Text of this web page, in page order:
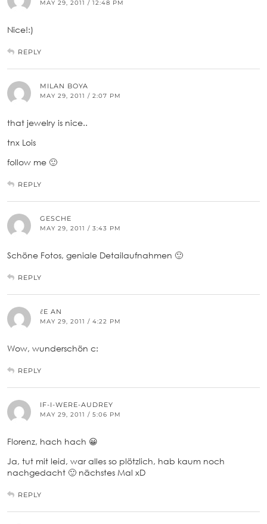
MAY 29, 2011 / 12:48 PM
Nice!:)
REPLY
MILAN BOYA
MAY 29, 2011 / 2:07 PM
that jewelry is nice..
tnx Lois
follow me 🙂
REPLY
GESCHE
MAY 29, 2011 / 3:43 PM
Schöne Fotos, geniale Detailaufnahmen 🙂
REPLY
ℓE AN
MAY 29, 2011 / 4:22 PM
Wow, wunderschön c:
REPLY
IF-I-WERE-AUDREY
MAY 29, 2011 / 5:06 PM
Florenz, hach hach 😀
Ja, tut mit leid, war alles so plötzlich, hab kaum noch
nachgedacht 🙂 nächstes Mal xD
REPLY